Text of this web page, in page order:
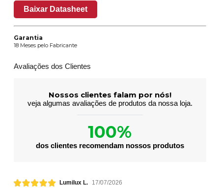
Baixar Datasheet
Garantia
18 Meses pelo Fabricante
Avaliações dos Clientes
Nossos clientes falam por nós!
veja algumas avaliações de produtos da nossa loja.
100%
dos clientes recomendam nossos produtos
Lumilux L.
17/07/2026